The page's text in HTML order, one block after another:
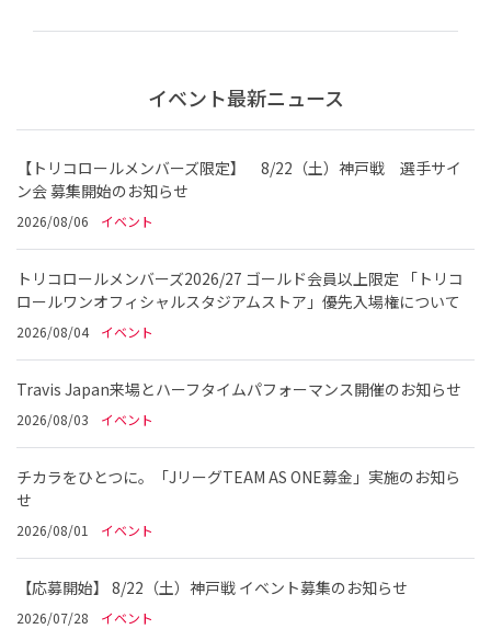
イベント最新ニュース
【トリコロールメンバーズ限定】 8/22（土）神戸戦 選手サイ
ン会 募集開始のお知らせ
2026/08/06 イベント
トリコロールメンバーズ2026/27 ゴールド会員以上限定 「トリコ
ロールワンオフィシャルスタジアムストア」優先入場権について
2026/08/04 イベント
Travis Japan来場とハーフタイムパフォーマンス開催のお知らせ
2026/08/03 イベント
チカラをひとつに。「JリーグTEAM AS ONE募金」実施のお知ら
せ
2026/08/01 イベント
【応募開始】 8/22（土）神戸戦 イベント募集のお知らせ
2026/07/28 イベント